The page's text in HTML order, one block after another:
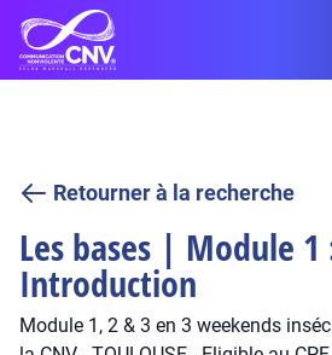
Retourner à la recherche
Les bases | Module 1
Introduction
Module 1, 2 & 3 en 3 weekends